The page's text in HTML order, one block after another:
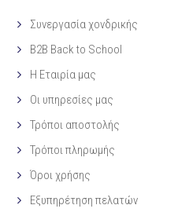
Συνεργασία χονδρικής
B2B Back to School
Η Eταιρία μας
Οι υπηρεσίες μας
Τρόποι αποστολής
Τρόποι πληρωμής
Όροι χρήσης
Εξυπηρέτηση πελατών